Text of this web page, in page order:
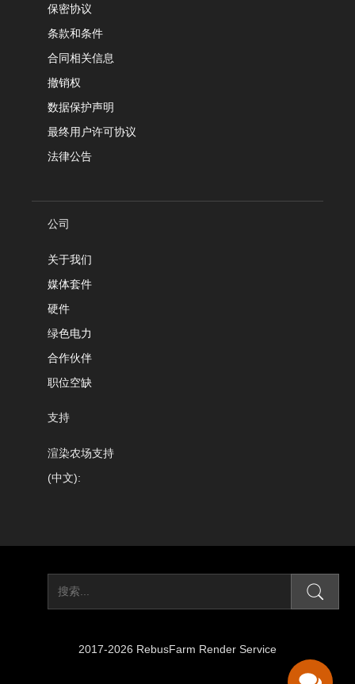
保密协议
条款和条件
合同相关信息
撤销权
数据保护声明
最终用户许可协议
法律公告
公司
关于我们
媒体套件
硬件
绿色电力
合作伙伴
职位空缺
支持
渲染农场支持
(中文):
2017-2026 RebusFarm Render Service